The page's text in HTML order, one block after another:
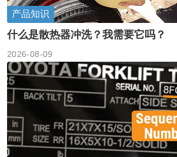
产品知识
什么是散热器冲洗？我需要它吗？
2026-08-09